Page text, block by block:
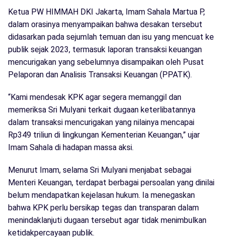
Ketua PW HIMMAH DKI Jakarta, Imam Sahala Martua P,
dalam orasinya menyampaikan bahwa desakan tersebut
didasarkan pada sejumlah temuan dan isu yang mencuat ke
publik sejak 2023, termasuk laporan transaksi keuangan
mencurigakan yang sebelumnya disampaikan oleh Pusat
Pelaporan dan Analisis Transaksi Keuangan (PPATK).
“Kami mendesak KPK agar segera memanggil dan
memeriksa Sri Mulyani terkait dugaan keterlibatannya
dalam transaksi mencurigakan yang nilainya mencapai
Rp349 triliun di lingkungan Kementerian Keuangan,” ujar
Imam Sahala di hadapan massa aksi.
Menurut Imam, selama Sri Mulyani menjabat sebagai
Menteri Keuangan, terdapat berbagai persoalan yang dinilai
belum mendapatkan kejelasan hukum. Ia menegaskan
bahwa KPK perlu bersikap tegas dan transparan dalam
menindaklanjuti dugaan tersebut agar tidak menimbulkan
ketidakpercayaan publik.